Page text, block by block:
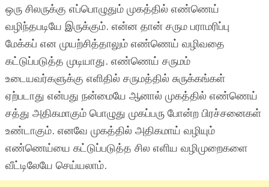
ஒரு சிலருக்கு எப்பொழுதும் முகத்தில் எண்ணெய்
வழிந்தபடியே இருக்கும். என்ன தான் சரும பராமரிப்பு
மேக்கப் என முயற்சித்தாலும் எண்ணெய் வழிவதை
கட்டுப்படுத்த முடியாது. எண்ணெய் சருமம்
உடையவர்களுக்கு எளிதில் சருமத்தில் சுருக்கங்கள்
ஏற்படாது என்பது நன்மையே ஆனால் முகத்தில் எண்ணெய்
சத்து அதிகமாகும் பொழுது முகப்பரு போன்ற பிரச்சனைகள்
உண்டாகும். எனவே முகத்தில் அதிகமாய் வழியும்
எண்ணெய்யை கட்டுப்படுத்த சில எளிய வழிமுறைகளை
வீட்டிலேயே செய்யலாம்.